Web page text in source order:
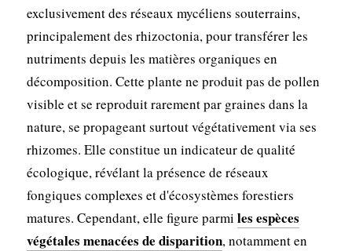
exclusivement des réseaux mycéliens souterrains,
principalement des rhizoctonia, pour transférer les
nutriments depuis les matières organiques en
décomposition. Cette plante ne produit pas de pollen
visible et se reproduit rarement par graines dans la
nature, se propageant surtout végétativement via ses
rhizomes. Elle constitue un indicateur de qualité
écologique, révélant la présence de réseaux
fongiques complexes et d'écosystèmes forestiers
matures. Cependant, elle figure parmi les espèces
végétales menacées de disparition, notamment en